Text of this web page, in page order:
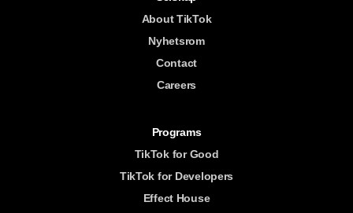
About TikTok
Nyhetsrom
Contact
Careers
Programs
TikTok for Good
TikTok for Developers
Effect House